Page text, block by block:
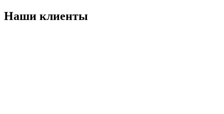
Наши клиенты